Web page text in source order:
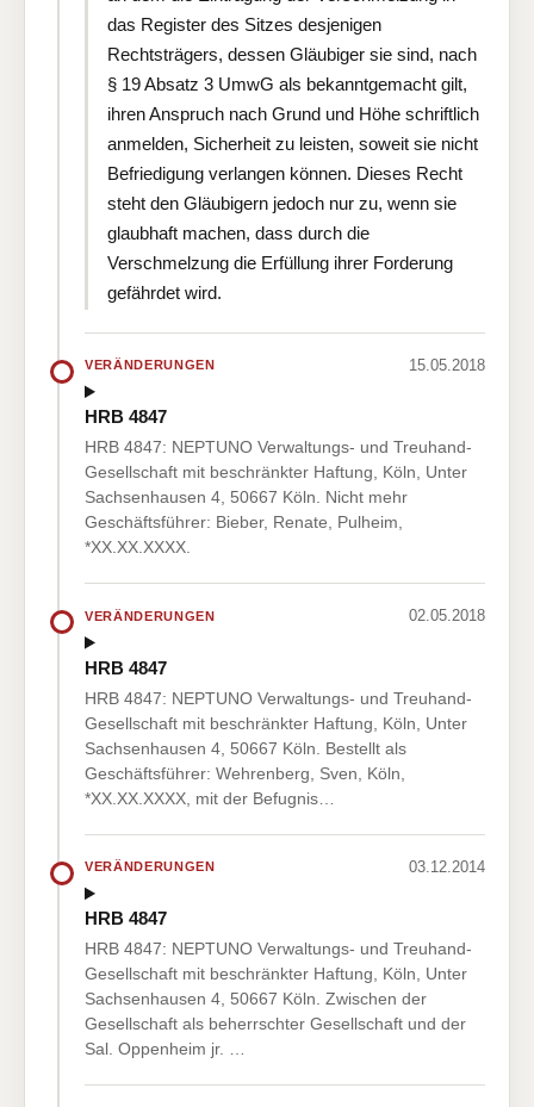
das Register des Sitzes desjenigen
Rechtsträgers, dessen Gläubiger sie sind, nach
§ 19 Absatz 3 UmwG als bekanntgemacht gilt,
ihren Anspruch nach Grund und Höhe schriftlich
anmelden, Sicherheit zu leisten, soweit sie nicht
Befriedigung verlangen können. Dieses Recht
steht den Gläubigern jedoch nur zu, wenn sie
glaubhaft machen, dass durch die
Verschmelzung die Erfüllung ihrer Forderung
gefährdet wird.
VERÄNDERUNGEN 15.05.2018
HRB 4847
HRB 4847: NEPTUNO Verwaltungs- und Treuhand-
Gesellschaft mit beschränkter Haftung, Köln, Unter
Sachsenhausen 4, 50667 Köln. Nicht mehr
Geschäftsführer: Bieber, Renate, Pulheim,
*XX.XX.XXXX.
VERÄNDERUNGEN 02.05.2018
HRB 4847
HRB 4847: NEPTUNO Verwaltungs- und Treuhand-
Gesellschaft mit beschränkter Haftung, Köln, Unter
Sachsenhausen 4, 50667 Köln. Bestellt als
Geschäftsführer: Wehrenberg, Sven, Köln,
*XX.XX.XXXX, mit der Befugnis…
VERÄNDERUNGEN 03.12.2014
HRB 4847
HRB 4847: NEPTUNO Verwaltungs- und Treuhand-
Gesellschaft mit beschränkter Haftung, Köln, Unter
Sachsenhausen 4, 50667 Köln. Zwischen der
Gesellschaft als beherrschter Gesellschaft und der
Sal. Oppenheim jr. …